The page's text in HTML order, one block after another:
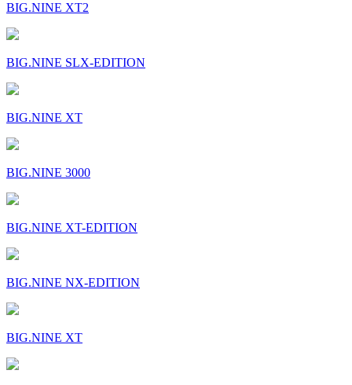
BIG.NINE XT2
BIG.NINE SLX-EDITION
BIG.NINE XT
BIG.NINE 3000
BIG.NINE XT-EDITION
BIG.NINE NX-EDITION
BIG.NINE XT